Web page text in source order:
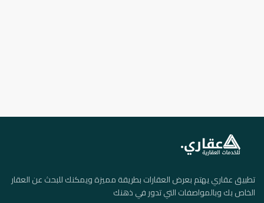
تطبيق عقاري يهتم بعرض العقارات بطريقة مميزة ويمكنك للبحث عن العقار
الخاص بك وبالمواصفات التي تدور في ذهنك